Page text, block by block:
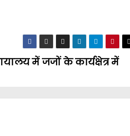
में जजों के कार्यक्षेत्र में